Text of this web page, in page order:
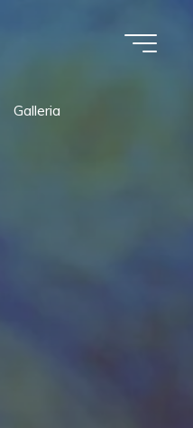
Galleria